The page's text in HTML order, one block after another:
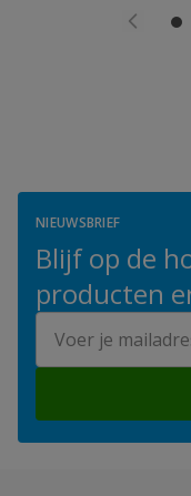
NIEUWSBRIEF
Blijf op de
producten